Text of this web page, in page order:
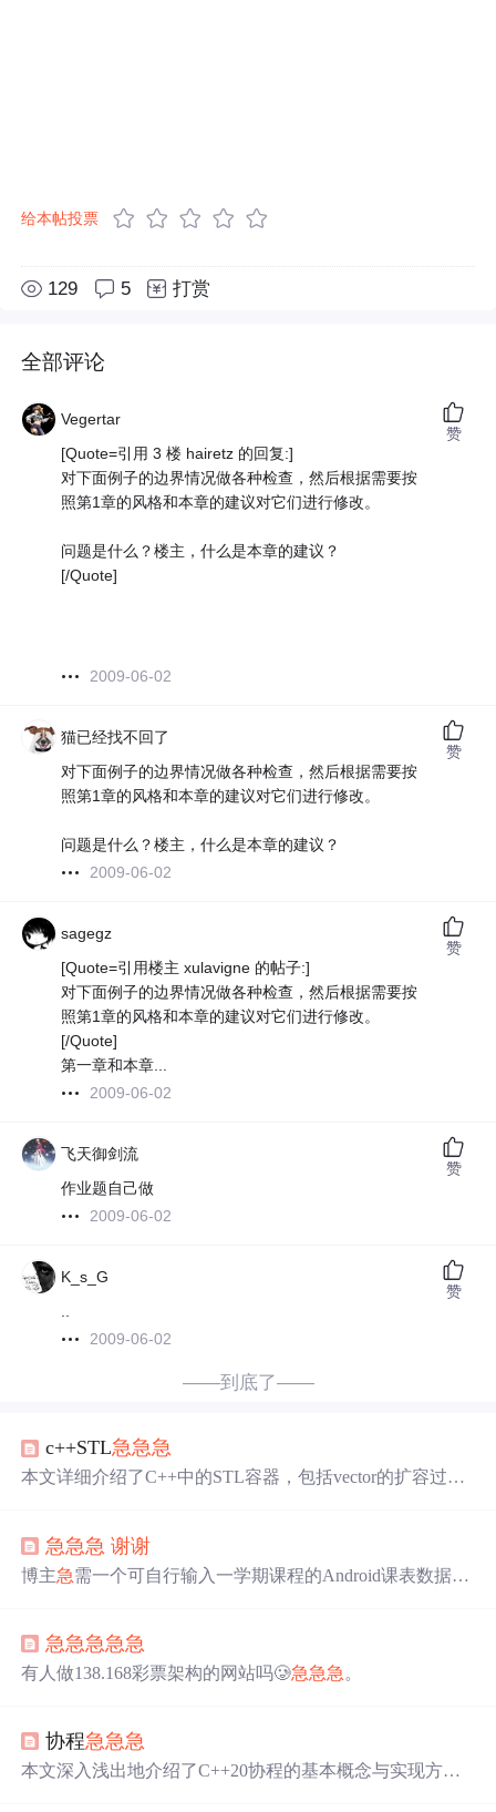
给本帖投票
129 5 打赏
全部评论
Vegertar
[Quote=引用 3 楼 hairetz 的回复:]
对下面例子的边界情况做各种检查，然后根据需要按
照第1章的风格和本章的建议对它们进行修改。
问题是什么？楼主，什么是本章的建议？
[/Quote]
2009-06-02
赞
猫已经找不回了
对下面例子的边界情况做各种检查，然后根据需要按
照第1章的风格和本章的建议对它们进行修改。
问题是什么？楼主，什么是本章的建议？
2009-06-02
赞
sagegz
[Quote=引用楼主 xulavigne 的帖子:]
对下面例子的边界情况做各种检查，然后根据需要按
照第1章的风格和本章的建议对它们进行修改。
[/Quote]
第一章和本章...
2009-06-02
赞
飞天御剑流
作业题自己做
2009-06-02
赞
K_s_G
..
2009-06-02
赞
——到底了——
c++STL急急急
本文详细介绍了C++中的STL容器，包括vector的扩容过程
deque,set和map的基本用法和特性，如队列的push/pop,优先
队列的top,栈的push/pop,deque的双端操作，以及set和map的
急急急 谢谢
博主急需一个可自行输入一学期课程的Android课表数据
急急急急急
有人做138.168彩票架构的网站吗🥲急急急 。
协程急急急
本文深入浅出地介绍了C++20协程的基本概念与实现方